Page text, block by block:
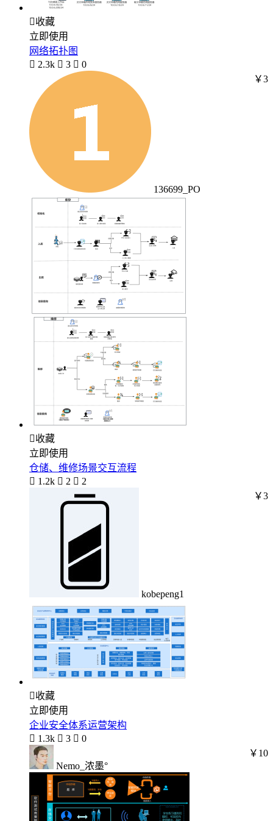
收藏
立即使用
网络拓扑图
 2.3k  3  0
136699_PO
￥3
收藏
立即使用
仓储、维修场景交互流程
 1.2k  2  2
kobepeng1
￥3
收藏
立即使用
企业安全体系运营架构
 1.3k  3  0
Nemo_浓墨°
￥10